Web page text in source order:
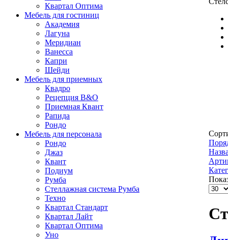
Квартал Оптима
Мебель для гостиниц
Академия
Лагуна
Меридиан
Ванесса
Капри
Шейди
Мебель для приемных
Квадро
Рецепция B&O
Приемная Квант
Рапида
Рондо
Мебель для персонала
Рондo
Джаз
Квант
Подиум
Румба
Стеллажная система Румба
Техно
Квартал Стандарт
Квартал Лайт
Квартал Оптима
Уно